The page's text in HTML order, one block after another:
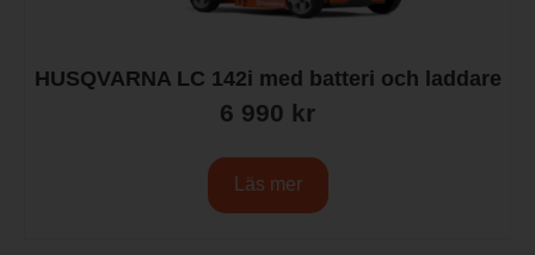
HUSQVARNA LC 142i med batteri och laddare
6 990 kr
Läs mer